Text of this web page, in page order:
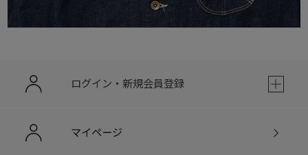
ログイン・新規会員登録
マイページ